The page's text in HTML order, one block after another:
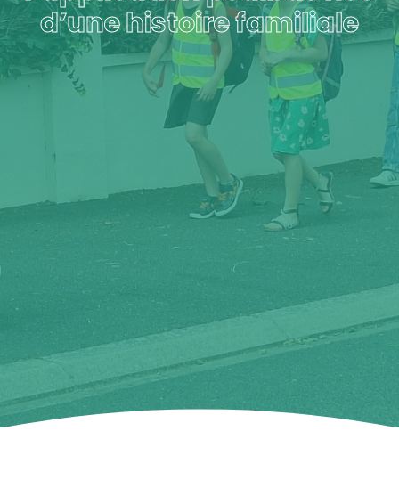
d’une histoire familiale